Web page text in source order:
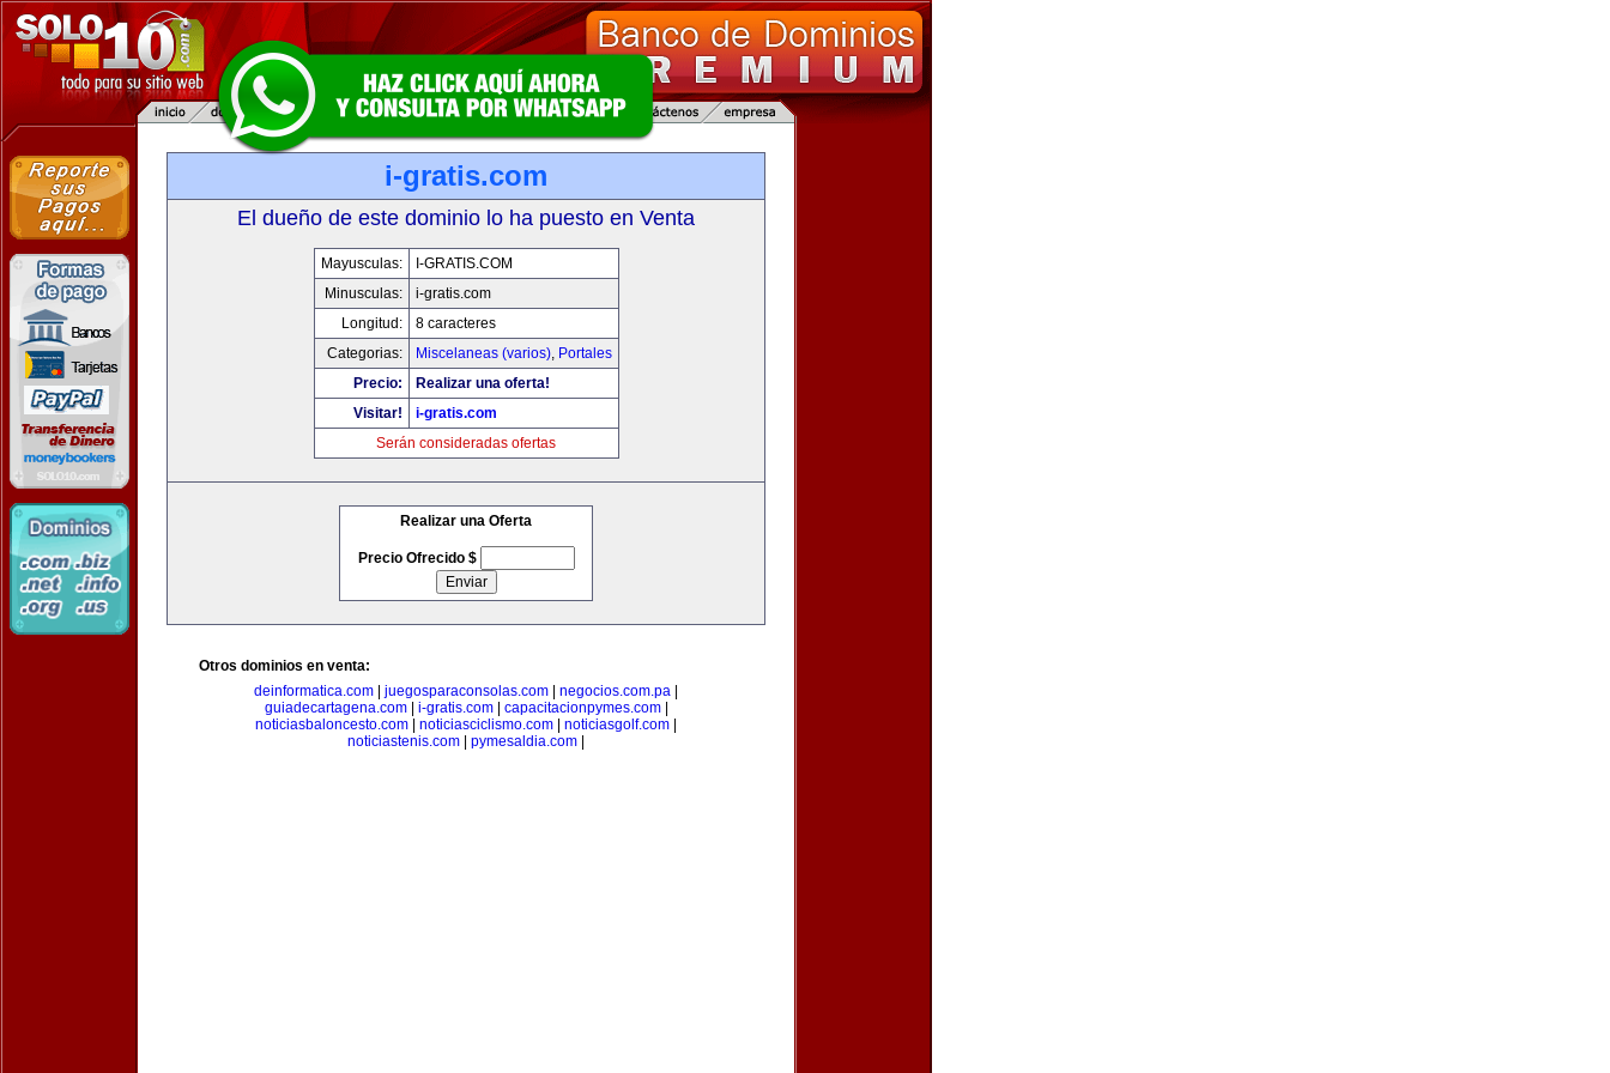
i-gratis.com
El dueño de este dominio lo ha puesto en Venta
Mayusculas:
I-GRATIS.COM
Minusculas:
i-gratis.com
Longitud:
8 caracteres
Categorias:
Miscelaneas (varios), Portales
Precio:
Realizar una oferta!
Visitar!
i-gratis.com
Serán consideradas ofertas
Realizar una Oferta
Precio Ofrecido $
Otros dominios en venta:
deinformatica.com
juegosparaconsolas.com negocios.com.pa
guiadecartagena.com| i-gratis.com| capacitacionpymes.com|
noticiasbaloncesto.com
noticiasciclismo.com noticiasgolf.com
noticiastenis.com
pymesaldia.com